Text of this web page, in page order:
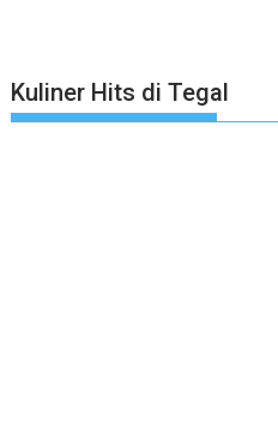
Kuliner Hits di Tegal